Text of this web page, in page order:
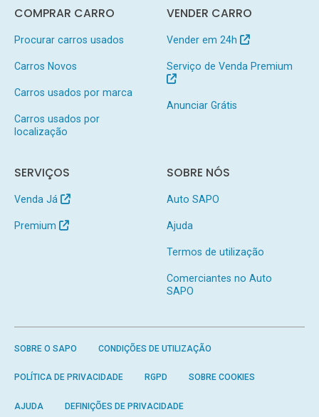
COMPRAR CARRO
Procurar carros usados
Carros Novos
Carros usados por marca
Carros usados por
localização
VENDER CARRO
Vender em 24h
Serviço de Venda Premium
Anunciar Grátis
SERVIÇOS
Venda Já
Premium
SOBRE NÓS
Auto SAPO
Ajuda
Termos de utilização
Comerciantes no Auto
SAPO
SOBRE O SAPO CONDIÇÕES DE UTILIZAÇÃO
POLÍTICA DE PRIVACIDADE RGPD SOBRE COOKIES
AJUDA DEFINIÇÕES DE PRIVACIDADE